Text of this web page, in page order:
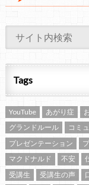
Tags
YouTube あがり症
グランドルール
コミ
プレゼンテーション
マクドナルド
不安
受講生
受講生の声